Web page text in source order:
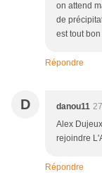
on attend
de
est tout bon
Répondre
D danou11
Alex
rejoindre
Répondre